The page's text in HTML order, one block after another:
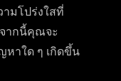
มโปร่งใสที่
ากนี้คุณจะ
หาใด ๆ เกิดขึ้น